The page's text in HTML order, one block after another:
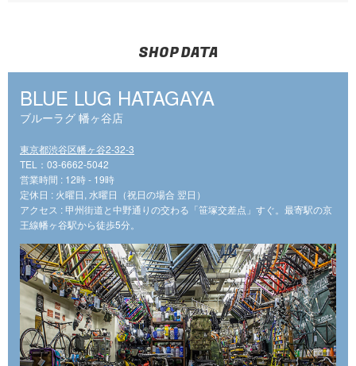
SHOP DATA
BLUE LUG HATAGAYA
ブルーラグ 幡ヶ谷店
東京都渋谷区幡ヶ谷2-32-3
TEL：03-6662-5042
営業時間 : 12時 - 19時
定休日 : 火曜日, 水曜日（祝日の場合 翌日）
アクセス : 甲州街道と中野通りの交わる「笹塚交差点」すぐ。最寄駅の京
王線幡ヶ谷駅から徒歩5分。